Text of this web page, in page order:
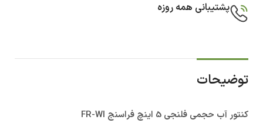
پشتیبانی همه روزه
توضیحات
کنتور آب حجمی فلنجی 5 اینچ فراسنج FR-WI